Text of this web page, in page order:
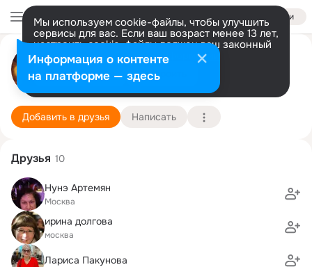
Войти
Мы используем cookie-файлы, чтобы улучшить
сервисы для вас. Если ваш возраст менее 13 лет,
настроить cookie-файлы должен ваш законный
представитель. Больше информации
Разрешить все Настроить
Инна Семина
Москва 22 июня (63 года)
Добавить в друзья Написать
Друзья 10
Нунэ Артемян
Москва
ирина долгова
москва
Лариса Пакунова
Информация о контенте
на платформе — здесь